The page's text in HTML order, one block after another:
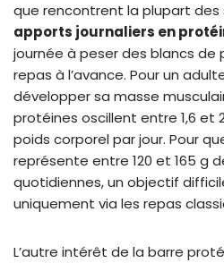
que rencontrent la plupart des
apports journaliers en
journée à peser des blancs de
repas à l’avance. Pour un
développer sa masse
protéines oscillent entre 1,6 et
poids corporel par jour. Pour
représente entre 120 et 165 g
quotidiennes, un objectif
uniquement via les repas
L’autre intérêt de la barre